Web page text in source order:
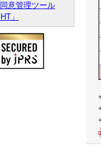
*
*
*
意管理ツール
」